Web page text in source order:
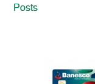
Posts